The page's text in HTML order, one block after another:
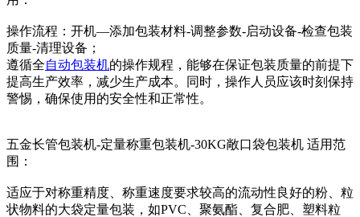
操作流程：开机—添加包装材料-调整参数-启动设备-检查包装
质量-清理设备；
遵循全自动包装机的操作规程，能够在保证包装质量的前提下
提高生产效率，减少生产成本。同时，操作人员应该时刻保持
警惕，确保使用的安全性和正常性。
五金长管包装机-定量称重包装机-30KG敞口袋包装机 适用范
围：
适应于对称重精度、称重速度要求较高的流动性良好的粉、粒
状物料的大袋定量包装，如PVC、聚氨酯、复合肥、塑料粒